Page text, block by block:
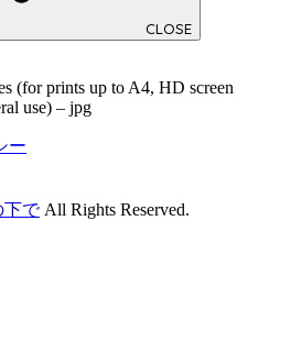
CLOSE
(for prints up to A4, HD screen
use) – jpg
ー
下でAll Rights Reserved.